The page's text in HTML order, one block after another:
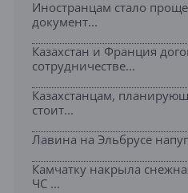
Иностранцам стало
документ...
Казахстан и Франция
сотрудничестве...
Казахстанцам,
стоит...
Лавина на Эльбрусе
Камчатку накрыла
ЧС ...